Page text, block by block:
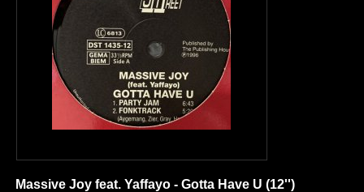
Massive Joy feat. Yaffayo - Gotta Have U (12'')